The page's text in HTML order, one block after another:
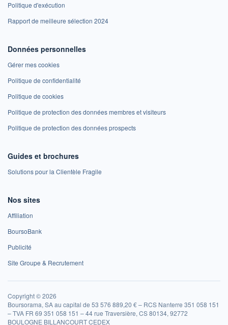
Politique d'exécution
Rapport de meilleure sélection 2024
Données personnelles
Gérer mes cookies
Politique de confidentialité
Politique de cookies
Politique de protection des données membres et visiteurs
Politique de protection des données prospects
Guides et brochures
Solutions pour la Clientèle Fragile
Nos sites
Affiliation
BoursoBank
Publicité
Site Groupe & Recrutement
Copyright © 2026
Boursorama, SA au capital de 53 576 889,20 € – RCS Nanterre 351 058 151
– TVA FR 69 351 058 151 – 44 rue Traversière, CS 80134, 92772
BOULOGNE BILLANCOURT CEDEX